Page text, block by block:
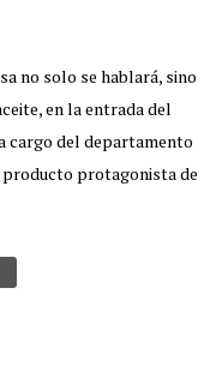
no solo se hablará, sino
en la entrada del
cargo del departamento
producto protagonista de